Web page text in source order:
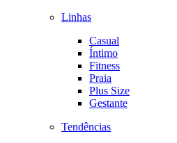
Linhas
Casual
Íntimo
Fitness
Praia
Plus Size
Gestante
Tendências